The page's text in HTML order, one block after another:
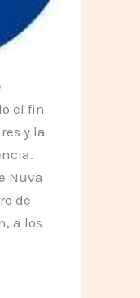
el fin
y la
Nuva
de
a los